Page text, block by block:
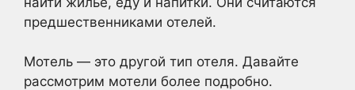
предшественниками отелей.
Мотель — это другой тип отеля. Давайте
рассмотрим мотели более подробно.